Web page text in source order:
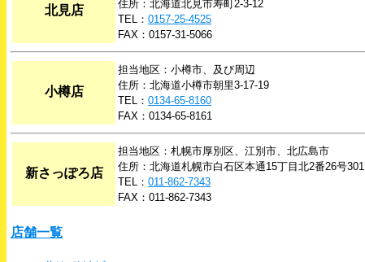
北見店
住所：北海道北見市寿町2-3-12
TEL： 0157-25-4525
FAX：0157-31-5066
小樽店
担当地区：小樽市、及び周辺
住所：北海道小樽市朝里3-17-19
TEL： 0134-65-8160
FAX：0134-65-8161
新さっぽろ店
担当地区：札幌市厚別区、江別市、北広島市
住所：北海道札幌市白石区本通15丁目北2番26号301
TEL： 011-862-7343
FAX：011-862-7343
店舗一覧